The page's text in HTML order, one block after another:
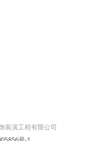
装潢工程有限公司